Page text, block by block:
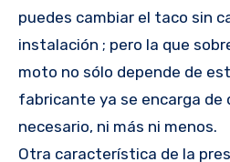
puedes cambiar el taco sin
instalación ; pero la que
moto no sólo depende de
fabricante ya se encarga de
necesario, ni más ni menos.
Otra característica de la